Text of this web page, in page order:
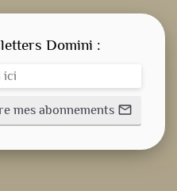
Domini :
mes abonnements mail_outline